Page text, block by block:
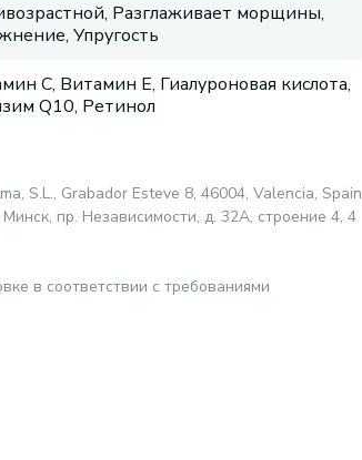
Разглаживает морщины,
Упругость
C, Витамин E, Гиалуроновая кислота,
Q10, Ретинол
S.L., Grabador Esteve 8, 46004, Valencia, Spain
пр. Независимости, д. 32А, строение 4, 4
в соответствии с требованиями